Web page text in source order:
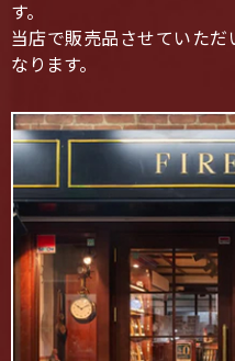
す。
当店で販売品させていた
なります。